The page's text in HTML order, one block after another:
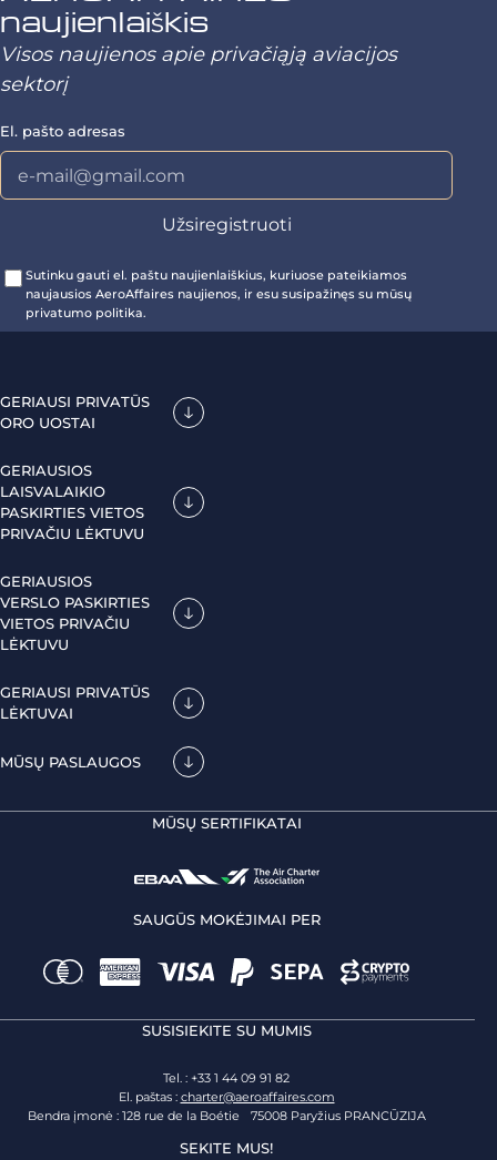
naujienlaiškis
Visos naujienos apie privačiąją aviacijos
sektorį
El. pašto adresas
Sutinku gauti el. paštu naujienlaiškius, kuriuose pateikiamos
naujausios AeroAffaires naujienos, ir esu susipažinęs su mūsų
privatumo politika.
GERIAUSI PRIVATŪS
ORO UOSTAI
GERIAUSIOS
LAISVALAIKIO
PASKIRTIES VIETOS
PRIVAČIU LĖKTUVU
GERIAUSIOS
VERSLO PASKIRTIES
VIETOS PRIVAČIU
LĖKTUVU
GERIAUSI PRIVATŪS
LĖKTUVAI
MŪSŲ PASLAUGOS
MŪSŲ SERTIFIKATAI
SAUGŪS MOKĖJIMAI PER
SUSISIEKITE SU MUMIS
Tel. : +33 1 44 09 91 82
El. paštas : charter@aeroaffaires.com
Bendra įmonė : 128 rue de la Boétie 75008 Paryžius PRANCŪZIJA
SEKITE MUS!